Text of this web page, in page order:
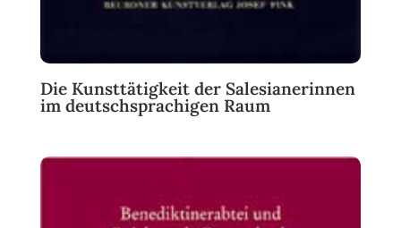
Die Kunsttätigkeit der Salesianerinnen
im deutschsprachigen Raum